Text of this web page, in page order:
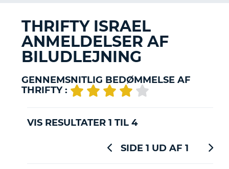
THRIFTY ISRAEL
ANMELDELSER AF
BILUDLEJNING
GENNEMSNITLIG BEDØMMELSE AF
THRIFTY :
VIS RESULTATER 1 TIL 4
SIDE 1 UD AF 1